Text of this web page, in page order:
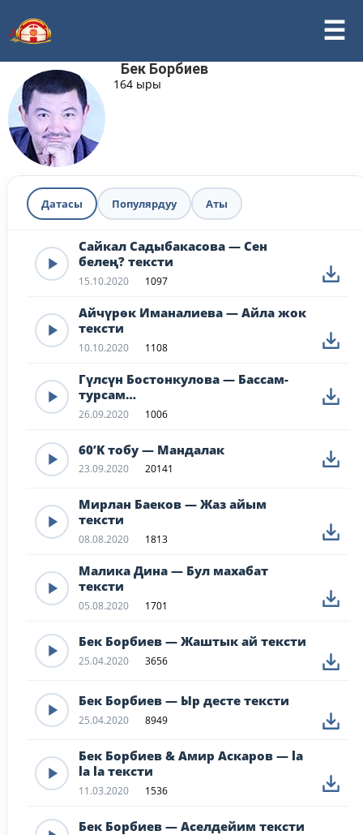
Бек Борбиев
164 ыры
Датасы Популярдуу Аты
Сайкал Садыбакасова — Сен
белең? тексти
15.10.2020 1097
Айчүрөк Иманалиева — Айла жок
тексти
10.10.2020 1108
Гүлсүн Бостонкулова — Бассам-
турсам…
26.09.2020 1006
60’K тобу — Мандалак
23.09.2020 20141
Мирлан Баеков — Жаз айым
тексти
08.08.2020 1813
Малика Дина — Бул махабат
тексти
05.08.2020 1701
Бек Борбиев — Жаштык ай тексти
25.04.2020 3656
Бек Борбиев — Ыр десте тексти
25.04.2020 8949
Бек Борбиев & Амир Аскаров — la
la la тексти
11.03.2020 1536
Бек Борбиев — Аселдейим тексти